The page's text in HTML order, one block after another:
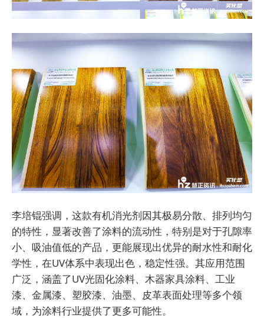
李培锟强调，这款有机消光剂因其极易分散、排列均匀
的特性，显著改善了涂料的流动性，特别是对于孔隙率
小、吸油值低的产品，更能展现出优异的耐水性和耐化
学性，在UV体系中表现出色，稳定性强。其应用范围
广泛，涵盖了UV光固化涂料、木器家具涂料、工业
漆、金属漆、塑胶漆、油墨、皮革表面处理等多个领
域，为涂料行业提供了更多可能性。